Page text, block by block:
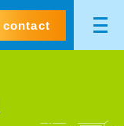
contact